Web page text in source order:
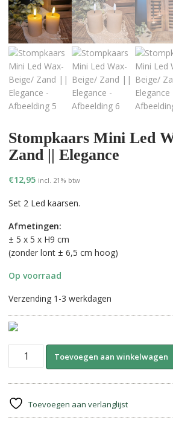
Stompkaars Mini Led
Zand || Elegance
€12,95 incl. 21% btw
Set 2 Led kaarsen.
Afmetingen:
± 5 x 5 x H9 cm
(zonder lont ± 6,5 cm hoog)
Op voorraad
Verzending 1-3 werkdagen
Stompkaars
Beige/
Zand
Toevoegen aan winkelwagen
Toevoegen aan verlanglijst